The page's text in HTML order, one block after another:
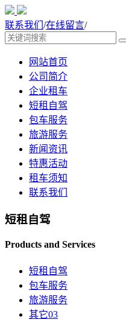
联系我们 /在线留言/
网站首页
公司简介
企业租车
短租自驾
包车服务
旅游服务
新闻资讯
特惠活动
租车须知
联系我们
短租自驾
Products and Services
短租自驾
包车服务
旅游服务
其它03